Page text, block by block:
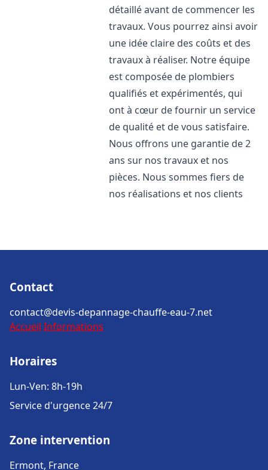
détaillé avant de commencer les
travaux. Vous pourrez ainsi avoir
une idée claire des coûts et des
travaux à réaliser. Notre équipe
est composée de plombiers
qualifiés et expérimentés, qui
ont à cœur de fournir un service
de qualité et de vous satisfaire.
Nous offrons une garantie de 2
ans sur nos travaux et nos
pièces. Nous sommes fiers de
nos réalisations et nos clients
Contact
contact@devis-depannage-chauffe-eau-7.net
Accueil Informations
Horaires
Lun-Ven: 8h-19h
Service d'urgence 24/7
Zone intervention
Ermont, France